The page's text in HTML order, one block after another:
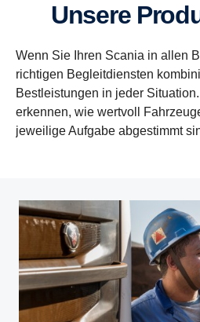
Unsere
Wenn Sie Ihren Scania in allen
richtigen Begleitdiensten
Bestleistungen in jeder
erkennen, wie wertvoll
jeweilige Aufgabe abgestimmt